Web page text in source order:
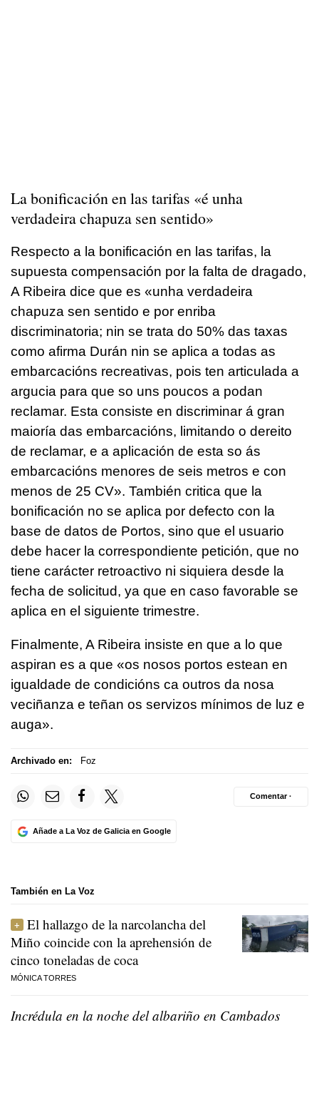
La bonificación en las tarifas «é unha
verdadeira chapuza sen sentido»
Respecto a la bonificación en las tarifas, la
supuesta compensación por la falta de dragado,
A Ribeira dice que es «unha verdadeira
chapuza sen sentido e por enriba
discriminatoria; nin se trata do 50% das taxas
como afirma Durán nin se aplica a todas as
embarcacións recreativas, pois ten articulada a
argucia para que so uns poucos a podan
reclamar. Esta consiste en discriminar á gran
maioría das embarcacións, limitando o dereito
de reclamar, e a aplicación de esta so ás
embarcacións menores de seis metros e con
menos de 25 CV». También critica que la
bonificación no se aplica por defecto con la
base de datos de Portos, sino que el usuario
debe hacer la correspondiente petición, que no
tiene carácter retroactivo ni siquiera desde la
fecha de solicitud, ya que en caso favorable se
aplica en el siguiente trimestre.
Finalmente, A Ribeira insiste en que a lo que
aspiran es a que «os nosos portos estean en
igualdade de condicións ca outros da nosa
veciñanza e teñan os servizos mínimos de luz e
auga».
Archivado en: Foz
Añade a La Voz de Galicia en Google
Comentar ·
También en La Voz
El hallazgo de la narcolancha del
Miño coincide con la aprehensión de
cinco toneladas de coca
MÓNICA TORRES
Incrédula en la noche del albariño en Cambados